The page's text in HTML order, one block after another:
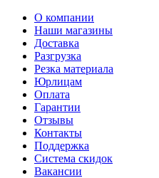
О компании
Наши магазины
Доставка
Разгрузка
Резка материала
Юрлицам
Оплата
Гарантии
Отзывы
Контакты
Поддержка
Система скидок
Вакансии